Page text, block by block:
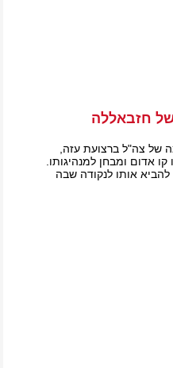
חזבאללה
של צה"ל ברצועת עזה,
אדום ומבחן למנהיגותו.
אותו לנקודה שבה